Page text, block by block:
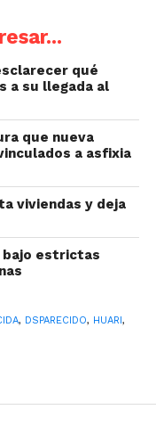
qué
a su llegada al
que nueva
a asfixia
viviendas y deja
bajo estrictas
, DSPARECIDO, HUARI ,